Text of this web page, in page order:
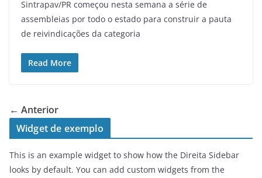
Sintrapav/PR começou nesta semana a série de
assembleias por todo o estado para construir a pauta
de reivindicações da categoria
Read More
← Anterior
Widget de exemplo
This is an example widget to show how the Direita Sidebar
looks by default. You can add custom widgets from the